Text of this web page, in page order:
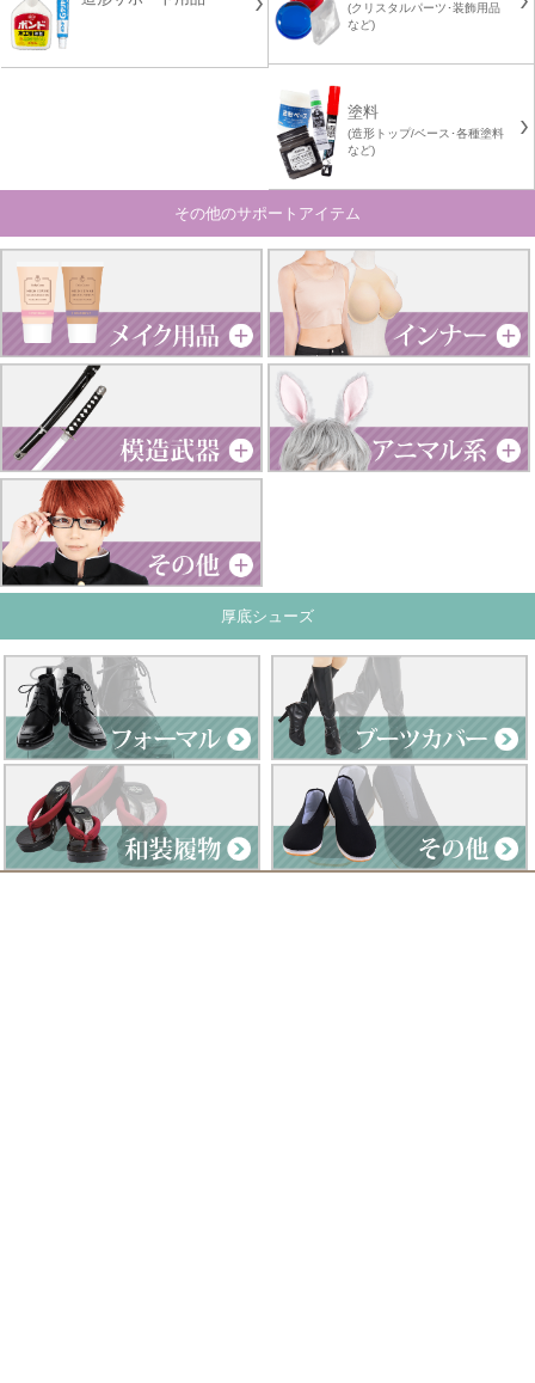
(クリスタルパーツ･装飾用品
など)
塗料
(造形トップ/ベース･各種塗料
など)
その他のサポートアイテム
厚底シューズ